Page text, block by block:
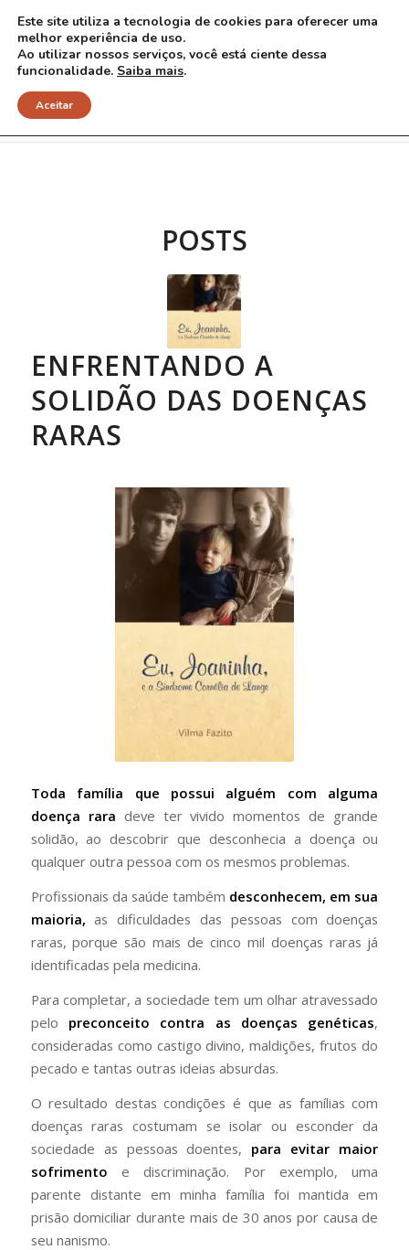
Arquivo para Tag: Joana Fazito
POSTS
ENFRENTANDO A
SOLIDÃO DAS DOENÇAS
RARAS
Toda família que possui alguém com alguma
doença rara deve ter vivido momentos de grande
solidão, ao descobrir que desconhecia a doença ou
qualquer outra pessoa com os mesmos problemas.
Profissionais da saúde também desconhecem, em sua
maioria, as dificuldades das pessoas com doenças
raras, porque são mais de cinco mil doenças raras já
identificadas pela medicina.
Para completar, a sociedade tem um olhar atravessado
pelo preconceito contra as doenças genéticas,
consideradas como castigo divino, maldições, frutos do
pecado e tantas outras ideias absurdas.
O resultado destas condições é que as famílias com
doenças raras costumam se isolar ou esconder da
sociedade as pessoas doentes, para evitar maior
sofrimento e discriminação. Por exemplo, uma
parente distante em minha família foi mantida em
prisão domiciliar durante mais de 30 anos por causa de
seu nanismo.
Este site utiliza a tecnologia de cookies para oferecer uma
melhor experiência de uso.
Ao utilizar nossos serviços, você está ciente dessa
funcionalidade. Saiba mais.
Aceitar